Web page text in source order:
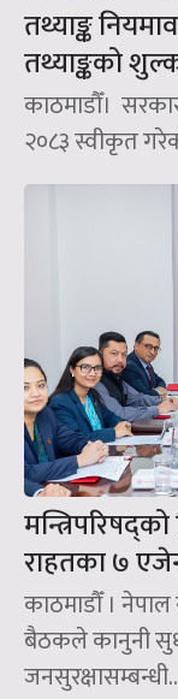
तथ्याङ्क
तथ्याङ्कको
काठमाडौँ।
२०८३ स्वीकृत
राहतका ७
काठमाडौँ ।
बैठकले कानुनी